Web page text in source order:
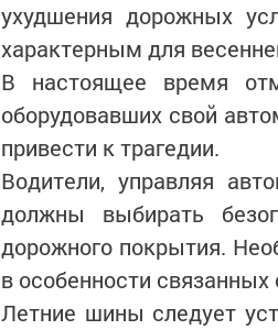
ухудшения дорожных
характерным для
В настоящее время
оборудовавших свой
привести к трагедии.
Водители, управляя
должны выбирать
дорожного покрытия.
в особенности
Летние шины следует